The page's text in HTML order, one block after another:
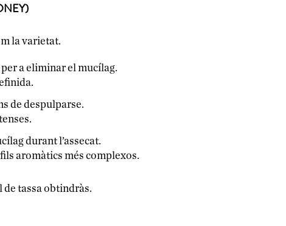
la varietat.
a eliminar el mucílag.
de despulparse.
durant l’assecat.
aromàtics més complexos.
de tassa obtindràs.